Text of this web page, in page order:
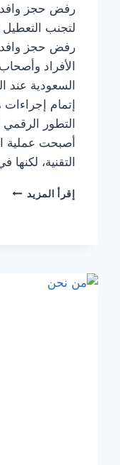
رفض حجز وافد:
لتجنب
رفض حجز وافد
الأفراد
السعودية عند
إتمام
التطور الرقمي
أصبحت عملية
التقنية، لكنها
إقرأ المزيد